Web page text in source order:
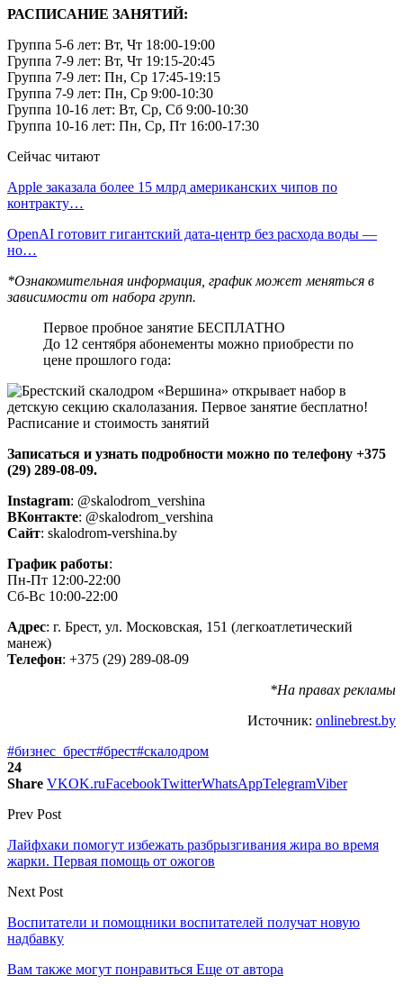
РАСПИСАНИЕ ЗАНЯТИЙ:
Группа 5-6 лет: Вт, Чт 18:00-19:00
Группа 7-9 лет: Вт, Чт 19:15-20:45
Группа 7-9 лет: Пн, Ср 17:45-19:15
Группа 7-9 лет: Пн, Ср 9:00-10:30
Группа 10-16 лет: Вт, Ср, Сб 9:00-10:30
Группа 10-16 лет: Пн, Ср, Пт 16:00-17:30
Сейчас читают
Apple заказала более 15 млрд американских чипов по
контракту…
OpenAI готовит гигантский дата-центр без расхода воды —
но…
*Ознакомительная информация, график может меняться в
зависимости от набора групп.
Первое пробное занятие БЕСПЛАТНО
До 12 сентября абонементы можно приобрести по
цене прошлого года:
Записаться и узнать подробности можно по телефону +375
(29) 289-08-09.
Instagram: @skalodrom_vershina
ВКонтакте: @skalodrom_vershina
Сайт: skalodrom-vershina.by
График работы:
Пн-Пт 12:00-22:00
Сб-Вс 10:00-22:00
Адрес: г. Брест, ул. Московская, 151 (легкоатлетический
манеж)
Телефон: +375 (29) 289-08-09
*На правах рекламы
Источник: onlinebrest.by
#бизнес_брест#брест#скалодром
24
Share VKOK.ruFacebookTwitterWhatsAppTelegramViber
Prev Post
Лайфхаки помогут избежать разбрызгивания жира во время
жарки. Первая помощь от ожогов
Next Post
Воспитатели и помощники воспитателей получат новую
надбавку
Вам также могут понравиться Еще от автора